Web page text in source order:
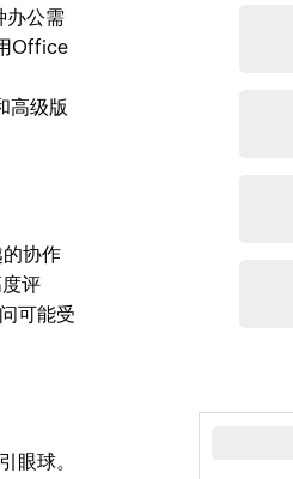
办公需
Office
高级版
协作
评
可能受
眼球。